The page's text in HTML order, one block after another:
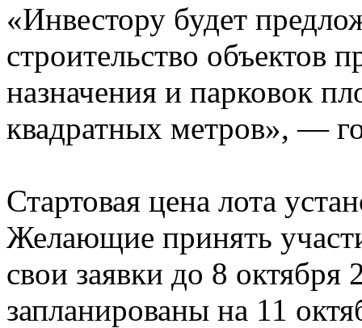
«Инвестору будет
строительство
назначения и парковок
квадратных метров», —
Стартовая цена лота
Желающие принять
свои заявки до 8 октября
запланированы на 11